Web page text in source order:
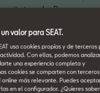
tu coche. Descarga
valor para SEAT.
usa cookies propias y de terceros
Con ellas, podemos
una experiencia completa y
cookies se comparten con
más relevante. Puedes
en el configurador. ¿Quieres